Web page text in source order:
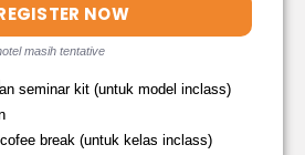
NOW
masih tentative
seminar kit (untuk model inclass)
break (untuk kelas inclass)